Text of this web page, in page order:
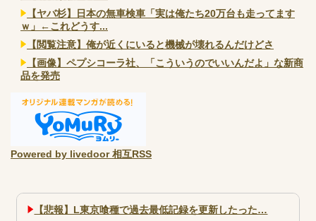
【ヤバ杉】日本の無車検車「実は俺たち20万台も走ってます
ｗ」←これどうす...
【閲覧注意】俺が近くにいると機械が壊れるんだけどさ
【画像】ペプシコーラ社、「こういうのでいいんだよ」な新商
品を発売
Powered by livedoor 相互RSS
【悲報】L東京喰種で過去最低記録を更新したった…